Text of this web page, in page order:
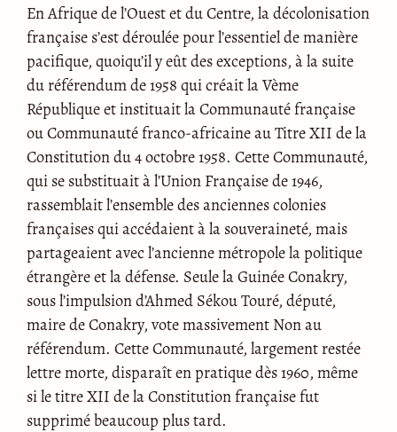
En Afrique de l’Ouest et du Centre, la décolonisation
française s’est déroulée pour l’essentiel de manière
pacifique, quoiqu’il y eût des exceptions, à la suite
du référendum de 1958 qui créait la Vème
République et instituait la Communauté française
ou Communauté franco-africaine au Titre XII de la
Constitution du 4 octobre 1958. Cette Communauté,
qui se substituait à l’Union Française de 1946,
rassemblait l’ensemble des anciennes colonies
françaises qui accédaient à la souveraineté, mais
partageaient avec l’ancienne métropole la politique
étrangère et la défense. Seule la Guinée Conakry,
sous l’impulsion d’Ahmed Sékou Touré, député,
maire de Conakry, vote massivement Non au
référendum. Cette Communauté, largement restée
lettre morte, disparaît en pratique dès 1960, même
si le titre XII de la Constitution française fut
supprimé beaucoup plus tard.